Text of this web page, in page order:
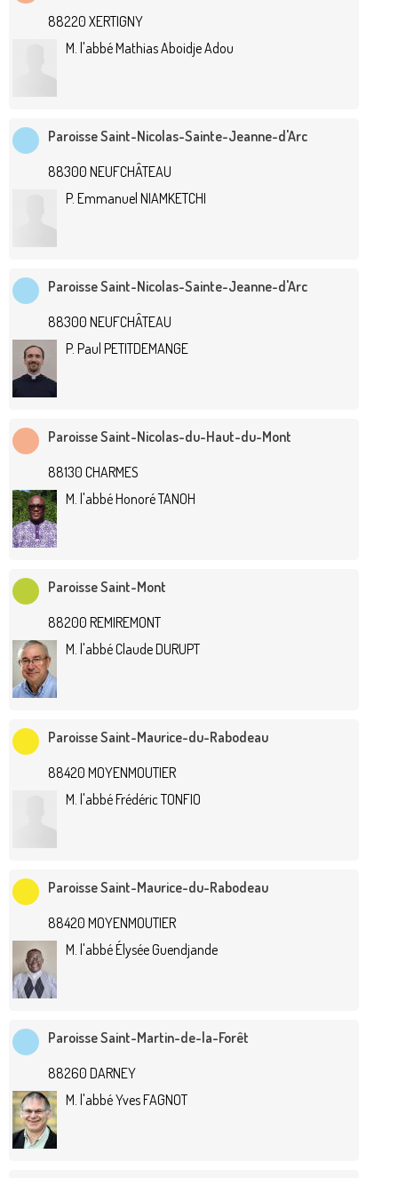
88220 XERTIGNY
M. l'abbé Mathias Aboidje Adou
Paroisse Saint-Nicolas-Sainte-Jeanne-d'Arc
88300 NEUFCHÂTEAU
P. Emmanuel NIAMKETCHI
Paroisse Saint-Nicolas-Sainte-Jeanne-d'Arc
88300 NEUFCHÂTEAU
P. Paul PETITDEMANGE
Paroisse Saint-Nicolas-du-Haut-du-Mont
88130 CHARMES
M. l'abbé Honoré TANOH
Paroisse Saint-Mont
88200 REMIREMONT
M. l'abbé Claude DURUPT
Paroisse Saint-Maurice-du-Rabodeau
88420 MOYENMOUTIER
M. l'abbé Frédéric TONFIO
Paroisse Saint-Maurice-du-Rabodeau
88420 MOYENMOUTIER
M. l'abbé Élysée Guendjande
Paroisse Saint-Martin-de-la-Forêt
88260 DARNEY
M. l'abbé Yves FAGNOT